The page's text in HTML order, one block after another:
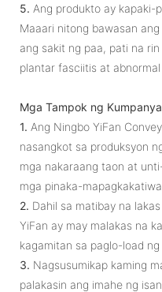
5. Ang produkto ay kapaki-
Maaari nitong bawasan
ang sakit ng paa, pati na
plantar fasciitis at abnormal
Mga Tampok ng Kumpanya
1. Ang Ningbo YiFan
nasangkot sa produksyon
mga nakaraang taon at
mga pinaka-
2. Dahil sa matibay na
YiFan ay may malakas na
kagamitan sa paglo-load ng
3. Nagsusumikap kaming
palakasin ang imahe ng